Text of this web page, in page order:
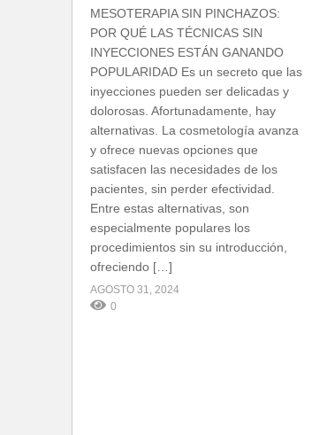
MESOTERAPIA SIN PINCHAZOS:
POR QUÉ LAS TÉCNICAS SIN
INYECCIONES ESTÁN GANANDO
POPULARIDAD Es un secreto que las
inyecciones pueden ser delicadas y
dolorosas. Afortunadamente, hay
alternativas. La cosmetología avanza
y ofrece nuevas opciones que
satisfacen las necesidades de los
pacientes, sin perder efectividad.
Entre estas alternativas, son
especialmente populares los
procedimientos sin su introducción,
ofreciendo […]
AGOSTO 31, 2024
0